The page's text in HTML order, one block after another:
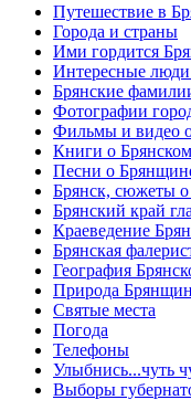
Путешествие в
Города и страны
Ими гордится
Интересные
Брянские
Фотографии
Фильмы и видео
Книги о
Песни о
Брянск, сюжеты
Брянский край
Краеведение
Брянская
География
Природа
Святые места
Погода
Телефоны
Улыбнись...чуть
Выборы